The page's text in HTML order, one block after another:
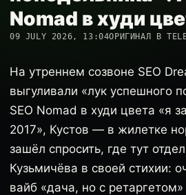
Nomad в худи
09 JULY 2026, 13:04ОРИГИНАЛ В
На утреннем созвоне SEO
выгуливали «лук успешного
SEO Nomad в худи цвета «я
2017», Кустов — в жилетке
зашёл спросить, где тут
Кузьмичёва в своей стихии:
вайб «дача, но с